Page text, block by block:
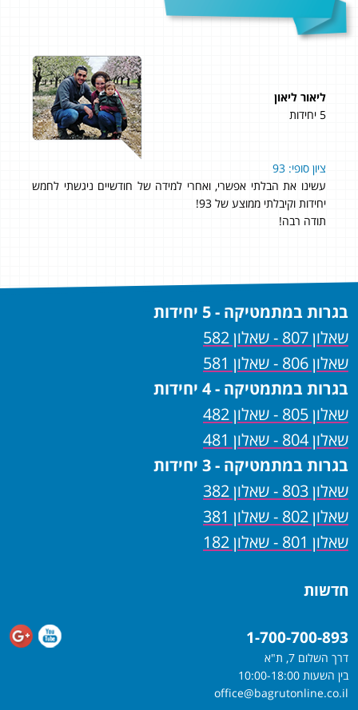
ליאור ליאון
5 יחידות
ציון סופי: 93
עשינו את הבלתי אפשרי, ואחרי למידה של חודשיים ניגשתי לחמש
יחידות וקיבלתי ממוצע של 93!
תודה רבה!
בגרות במתמטיקה - 5 יחידות
שאלון 807 - שאלון 582
שאלון 806 - שאלון 581
בגרות במתמטיקה - 4 יחידות
שאלון 805 - שאלון 482
שאלון 804 - שאלון 481
בגרות במתמטיקה - 3 יחידות
שאלון 803 - שאלון 382
שאלון 802 - שאלון 381
שאלון 801 - שאלון 182
חדשות
1-700-700-893
דרך השלום 7, ת"א
בין השעות 10:00-18:00
office@bagrutonline.co.il